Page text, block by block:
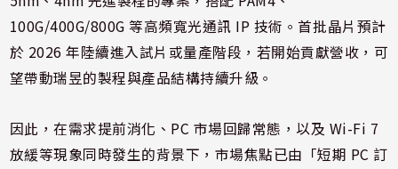
100G/400G/800G 等高頻寬光通訊 IP 技術。首批晶片預計
於 2026 年陸續進入試片或量產階段，若開始貢獻營收，可
望帶動瑞昱的製程與產品結構持續升級。
因此，在需求提前消化、PC 市場回歸常態，以及 Wi-Fi 7
放緩等現象同時發生的背景下，市場焦點已由「短期 PC 訂